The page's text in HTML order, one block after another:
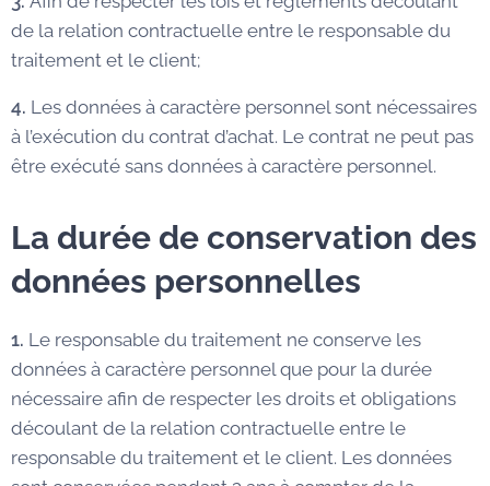
de la relation contractuelle entre le responsable du
traitement et le client;
4. Les données à caractère personnel sont nécessaires
à l’exécution du contrat d’achat. Le contrat ne peut pas
être exécuté sans données à caractère personnel.
La durée de conservation des
données personnelles
1. Le responsable du traitement ne conserve les
données à caractère personnel que pour la durée
nécessaire afin de respecter les droits et obligations
découlant de la relation contractuelle entre le
responsable du traitement et le client. Les données